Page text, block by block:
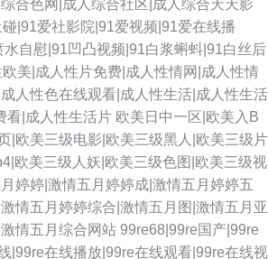
合色网|成人综合社区|成人综合天天影
|91爱社影院|91爱视频|91爱在线播
自慰|91凹凸视频|91白浆蝌蚪|91白丝后
欧美|成人性片免费|成人性情网|成人性情
人性色在线观看|成人性生活|成人性生活
看|成人性生活片 欧美日中一区|欧美入B
|欧美三级电影|欧美三级黑人|欧美三级片
欧美三级人妖|欧美三级色图|欧美三级视
婷婷|激情五月婷婷成|激情五月婷婷五
情五月婷婷综合|激情五月图|激情五月亚
情五月综合网站 99re68|99re国产|99re
|99re在线播放|99re在线观看|99re在线视